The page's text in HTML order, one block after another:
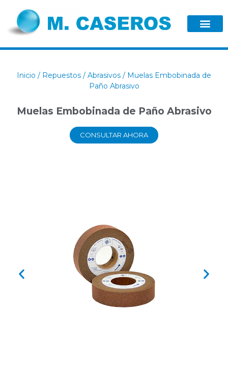
Inicio / Repuestos / Abrasivos / Muelas Embobinada de
Paño Abrasivo
Muelas Embobinada de Paño Abrasivo
CONSULTAR AHORA